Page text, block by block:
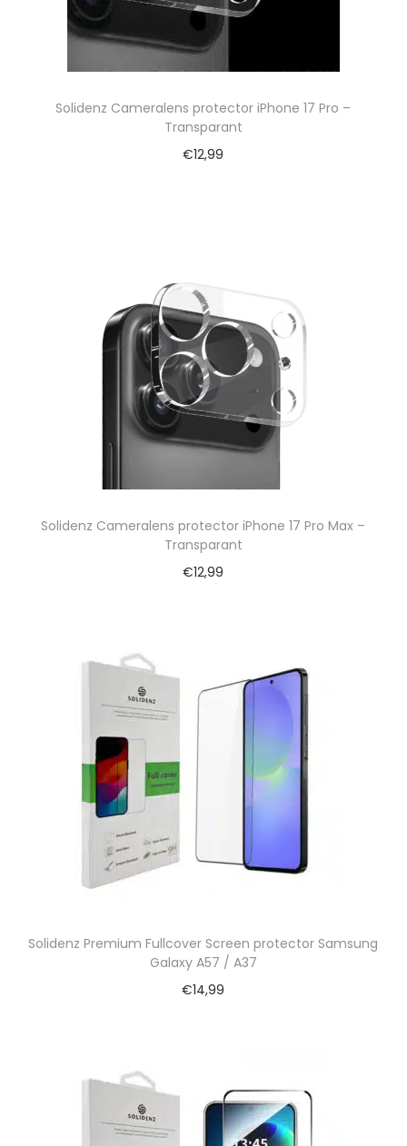
Solidenz Cameralens protector iPhone 17 Pro –
Transparant
€12,99
Solidenz Cameralens protector iPhone 17 Pro Max –
Transparant
€12,99
Solidenz Premium Fullcover Screen protector Samsung
Galaxy A57 / A37
€14,99